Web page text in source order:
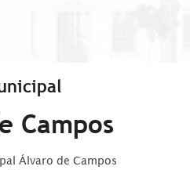
Campos
Álvaro de Campos